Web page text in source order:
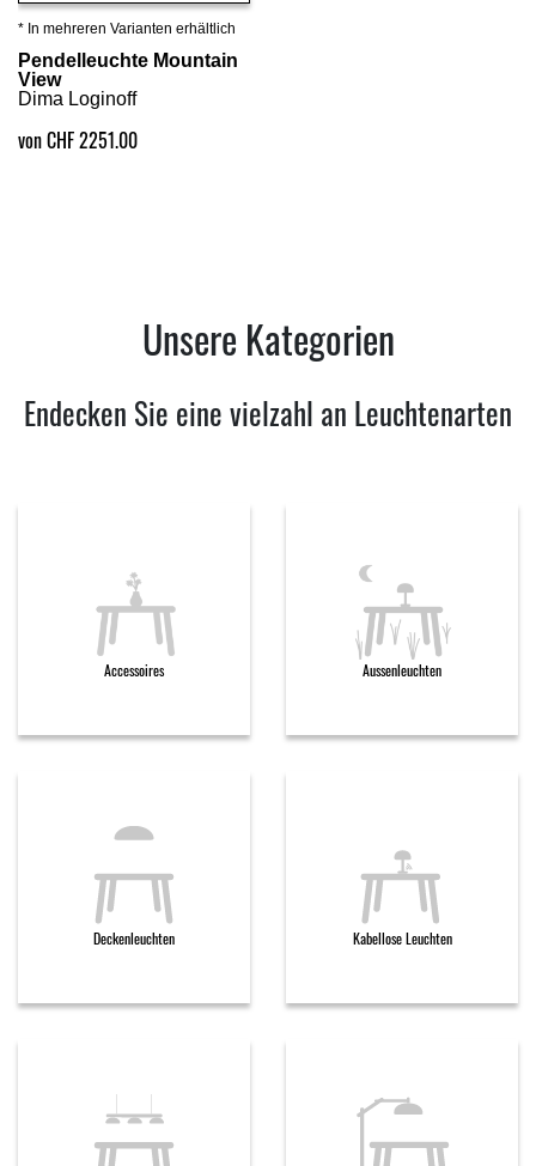
Details ansehen
* In mehreren Varianten erhältlich
Pendelleuchte Mountain
View
Dima Loginoff
von CHF 2251.00
Unsere Kategorien
Endecken Sie eine vielzahl an Leuchtenarten
Accessoires Aussenleuchten
Deckenleuchten Kabellose Leuchten